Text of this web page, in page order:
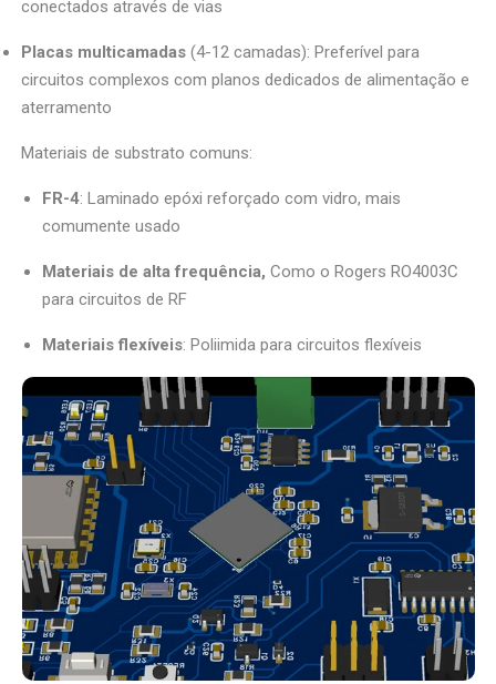
conectados através de vias
Placas multicamadas (4-12 camadas): Preferível para
circuitos complexos com planos dedicados de alimentação e
aterramento
Materiais de substrato comuns:
FR-4: Laminado epóxi reforçado com vidro, mais
comumente usado
Materiais de alta frequência, Como o Rogers RO4003C
para circuitos de RF
Materiais flexíveis: Poliimida para circuitos flexíveis